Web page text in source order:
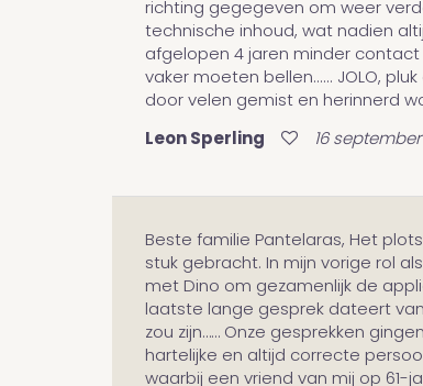
richting gegegeven om weer
technische inhoud, wat nadien
afgelopen 4 jaren minder contact
vaker moeten bellen...... JOLO,
door velen gemist en herinnerd
Leon Sperling 16
Beste familie Pantelaras, Het
stuk gebracht. In mijn vorige rol
met Dino om gezamenlijk de
laatste lange gesprek dateert
zou zijn…… Onze gesprekken
hartelijke en altijd correcte
waarbij een vriend van mij op 61-